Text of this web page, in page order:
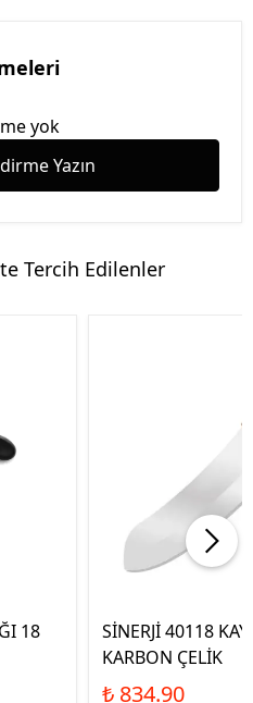
yok
Yazın
Tercih Edilenler
18
SİNERJİ 40118
KARBON ÇELİK
₺ 834.90